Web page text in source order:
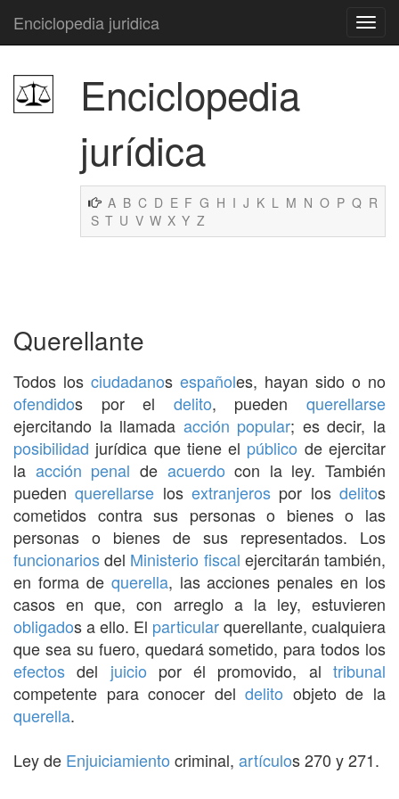
Enciclopedia juridica
Enciclopedia
jurídica
A B C D E F G H I J K L M N O P Q R
S T U V W X Y Z
Querellante
Todos los ciudadanos españoles, hayan sido o no
ofendidos por el delito, puedenquerellarse
ejercitando la llamada acción popular; es decir, la
posibilidad jurídica que tiene el público de ejercitar
la acción penal de acuerdo con la ley. También
puedenquerellarse losextranjeros por losdelitos
cometidos contra sus personas o bienes o las
personas o bienes de sus representados. Los
funcionariosdel Ministerio fiscal ejercitarán también,
en forma de querella, las acciones penales en los
casos en que, con arreglo a la ley, estuvieren
obligados a ello. El particularquerellante, cualquiera
que sea su fuero, quedará sometido, para todos los
efectos del juicio por él promovido, altribunal
competente para conocer deldelito objeto de la
querella.
Ley de Enjuiciamiento criminal, artículos 270 y 271.